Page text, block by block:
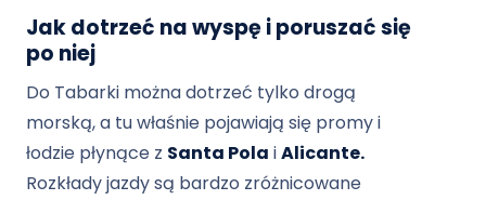
Jak dotrzeć na wyspę i poruszać się
po niej
Do Tabarki można dotrzeć tylko drogą
morską, a tu właśnie pojawiają się promy i
łodzie płynące z Santa Pola iAlicante.
Rozkłady jazdy są bardzo zróżnicowane